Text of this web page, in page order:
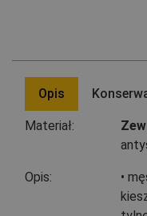
Opis
Materiał:
Opis:
•